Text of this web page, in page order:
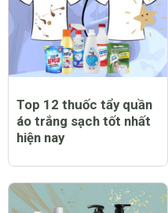
Top 12 thuốc tẩy quần
áo trắng sạch tốt nhất
hiện nay